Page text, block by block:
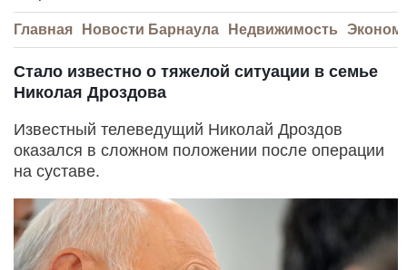
Главная Новости Барнаула Недвижимость
Стало известно о тяжелой ситуации в семье
Николая Дроздова
Известный телеведущий Николай Дроздов
оказался в сложном положении после операции
на суставе.